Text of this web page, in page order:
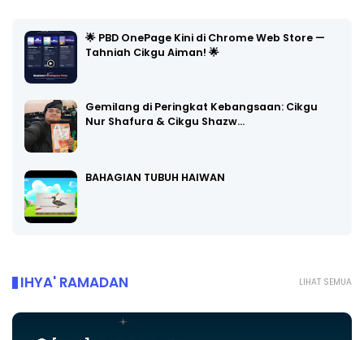
🌟 PBD OnePage Kini di Chrome Web Store —
Tahniah Cikgu Aiman! 🌟
Gemilang di Peringkat Kebangsaan: Cikgu
Nur Shafura & Cikgu Shazw…
BAHAGIAN TUBUH HAIWAN
LIHAT SEMUA
IHYA' RAMADAN